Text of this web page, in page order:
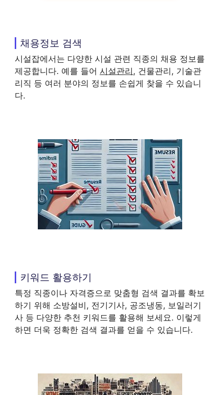
채용정보 검색
시설잡에서는 다양한 시설 관련 직종의 채용 정보를
제공합니다. 예를 들어 시설관리, 건물관리, 기술관
리직 등 여러 분야의 정보를 손쉽게 찾을 수 있습니
다.
키워드 활용하기
특정 직종이나 자격증으로 맞춤형 검색 결과를 확보
하기 위해 소방설비, 전기기사, 공조냉동, 보일러기
사 등 다양한 추천 키워드를 활용해 보세요. 이렇게
하면 더욱 정확한 검색 결과를 얻을 수 있습니다.